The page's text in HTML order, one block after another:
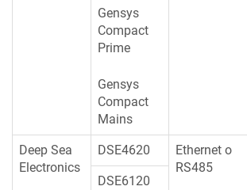
Gensys
Compact
Prime
Gensys
Compact
Mains
Deep Sea
Electronics
DSE4620
Ethernet o
RS485
DSE6120